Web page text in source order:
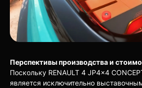
Перспективы производства и
Поскольку RENAULT 4 JP4x4
является исключительно